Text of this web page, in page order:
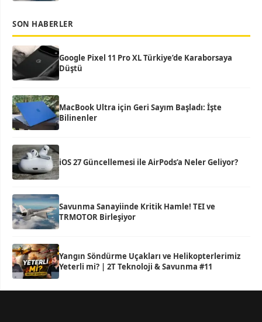
SON HABERLER
Google Pixel 11 Pro XL Türkiye’de Karaborsaya
Düştü
MacBook Ultra için Geri Sayım Başladı: İşte
Bilinenler
iOS 27 Güncellemesi ile AirPods’a Neler Geliyor?
Savunma Sanayiinde Kritik Hamle! TEI ve
TRMOTOR Birleşiyor
Yangın Söndürme Uçakları ve Helikopterlerimiz
Yeterli mi? | 2T Teknoloji & Savunma #11